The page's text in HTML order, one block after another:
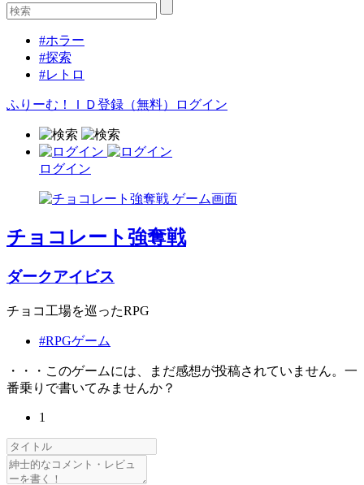
#ホラー
#探索
#レトロ
ふりーむ！ＩＤ登録（無料） ログイン
ログイン
チョコレート強奪戦
ダークアイビス
チョコ工場を巡ったRPG
#RPGゲーム
・・・このゲームには、まだ感想が投稿されていません。一
番乗りで書いてみませんか？
1